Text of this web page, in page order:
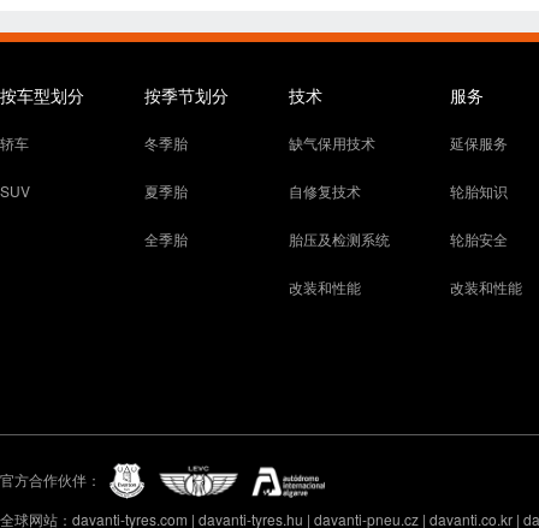
按车型划分
轿车
SUV
按季节划分
冬季胎
夏季胎
全季胎
技术
缺气保用技术
自修复技术
胎压及检测系统
改装和性能
服务
延保服务
轮胎知识
轮胎安全
改装和性能
官方合作伙伴：
全球网站：davanti-tyres.com | davanti-tyres.hu | davanti-pneu.cz | davanti.co.kr |